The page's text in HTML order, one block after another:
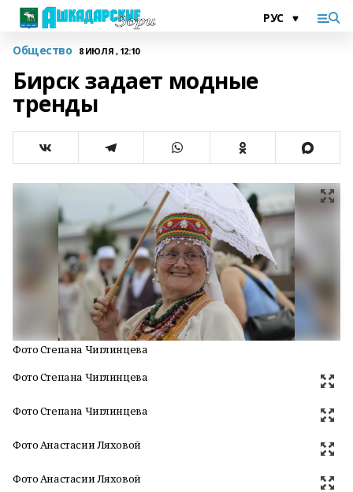
Общество 8 ИЮЛЯ , 12:10
Бирск задает модные
тренды
Фото Степана Чиглинцева
Фото Степана Чиглинцева
Фото Степана Чиглинцева
Фото Анастасии Ляховой
Фото Анастасии Ляховой